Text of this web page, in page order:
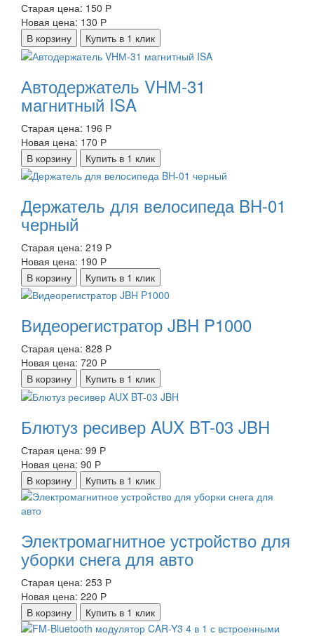
Старая цена: 150 Р
Новая цена: 130 Р
В корзину
Купить в 1 клик
Автодержатель VHМ-31
магнитный ISA
Старая цена: 196 Р
Новая цена: 170 Р
В корзину
Купить в 1 клик
Держатель для велосипеда BH-01
черный
Старая цена: 219 Р
Новая цена: 190 Р
В корзину
Купить в 1 клик
Видеорегистратор JBH P1000
Старая цена: 828 Р
Новая цена: 720 Р
В корзину
Купить в 1 клик
Блютуз ресивер AUX BT-03 JBH
Старая цена: 99 Р
Новая цена: 90 Р
В корзину
Купить в 1 клик
Электромагнитное устройство для
уборки снега для авто
Старая цена: 253 Р
Новая цена: 220 Р
В корзину
Купить в 1 клик